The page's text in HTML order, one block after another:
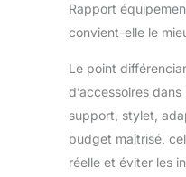
Rapport
convient-elle le
Le point
d’accessoires
support, stylet,
budget maîtrisé,
réelle et éviter les